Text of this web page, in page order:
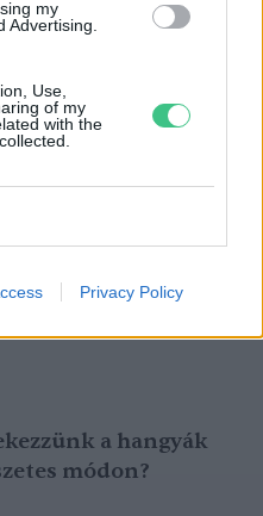
my
Advertising.
Use,
of my
with the
Privacy Policy
a vízzel?
a hangyák
módon?